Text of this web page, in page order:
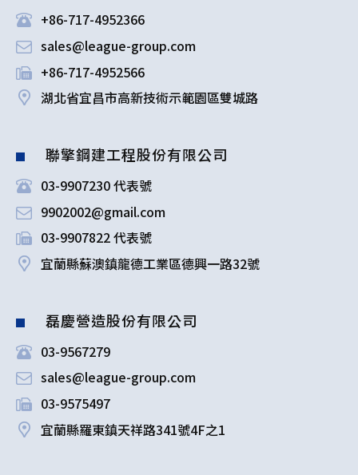
+86-717-4952366
sales@league-group.com
+86-717-4952566
湖北省宜昌市高新技術示範園區雙城路
聯擎鋼建工程股份有限公司
03-9907230 代表號
9902002@gmail.com
03-9907822 代表號
宜蘭縣蘇澳鎮龍德工業區德興一路32號
磊慶營造股份有限公司
03-9567279
sales@league-group.com
03-9575497
宜蘭縣羅東鎮天祥路341號4F之1